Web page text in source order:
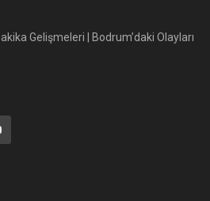
Gelişmeleri | Bodrum’daki Olayları